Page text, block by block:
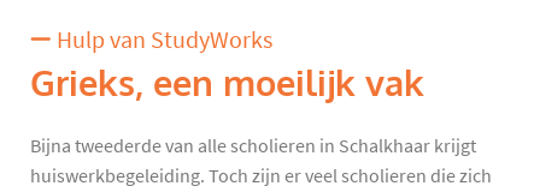
Hulp van StudyWorks
Grieks, een moeilijk vak
Bijna tweederde van alle scholieren in Schalkhaar krijgt
huiswerkbegeleiding. Toch zijn er veel scholieren die zich